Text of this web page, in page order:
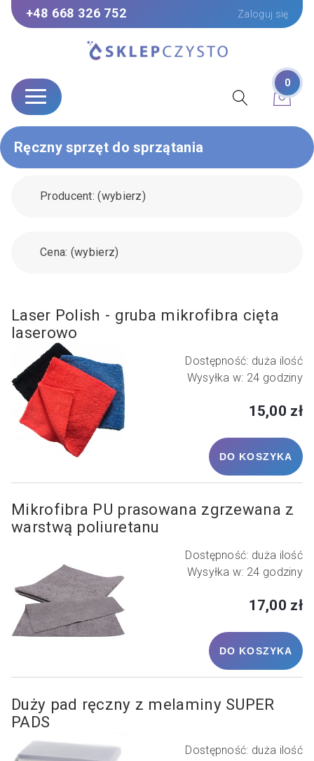
+48 668 326 752 Zaloguj się
0
Ręczny sprzęt do sprzątania
Producent: (wybierz)
Cena: (wybierz)
Laser Polish - gruba mikrofibra cięta
laserowo
Dostępność: duża ilość
Wysyłka w: 24 godziny
15,00 zł
DO KOSZYKA
Mikrofibra PU prasowana zgrzewana z
warstwą poliuretanu
Dostępność: duża ilość
Wysyłka w: 24 godziny
17,00 zł
DO KOSZYKA
Duży pad ręczny z melaminy SUPER
PADS
Dostępność: duża ilość